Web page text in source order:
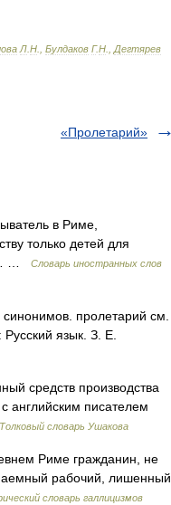
Л Н Булдаков Г.Н
Дегтярев
«Пролетарий»
в Риме,
только детей для
…
Словарь иностранных слов
пролетарий см.
язык. З. Е.
средств производства
английским писателем
Толковый словарь Ушакова
Риме гражданин, не
рабочий, лишенный
словарь галлицизмов